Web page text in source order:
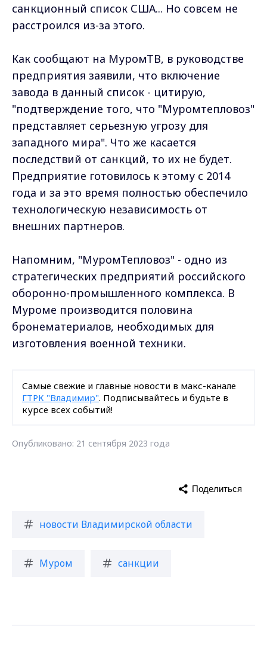
санкционный список США... Но совсем не
расстроился из-за этого.
Как сообщают на МуромТВ, в руководстве
предприятия заявили, что включение
завода в данный список - цитирую,
"подтверждение того, что "Муромтепловоз"
представляет серьезную угрозу для
западного мира". Что же касается
последствий от санкций, то их не будет.
Предприятие готовилось к этому с 2014
года и за это время полностью обеспечило
технологическую независимость от
внешних партнеров.
Напомним, "МуромТепловоз" - одно из
стратегических предприятий российского
оборонно-промышленного комплекса. В
Муроме производится половина
бронематериалов, необходимых для
изготовления военной техники.
Самые свежие и главные новости в макс-канале
ГТРК "Владимир". Подписывайтесь и будьте в
курсе всех событий!
Опубликовано: 21 сентября 2023 года
новости Владимирской области
Муром санкции
Поделиться